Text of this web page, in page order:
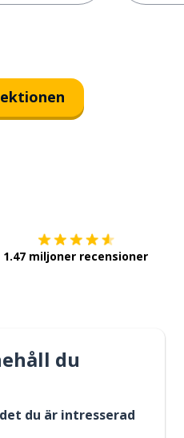
1.47 miljoner recensioner
du
du är intresserad